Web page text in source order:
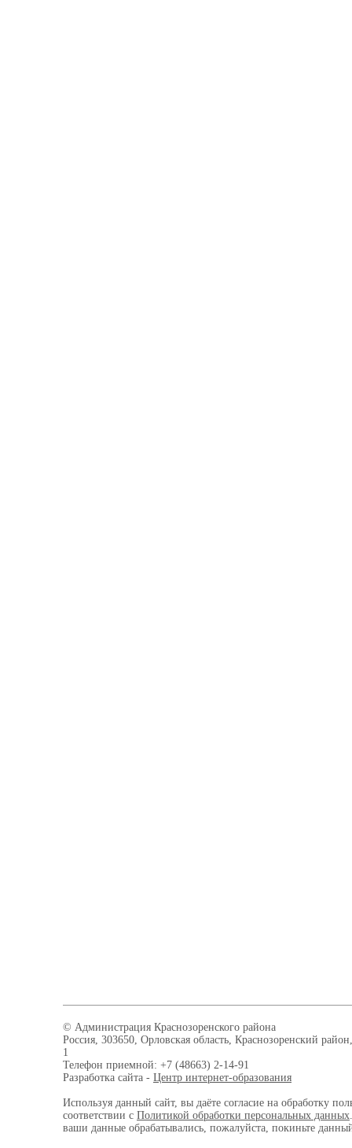
© Администрация Краснозоренского района
Россия, 303650, Орловская область, Краснозоренский
1
Телефон приемной: +7 (48663) 2-14-91
Разработка сайта - Центр интернет-образования
Используя данный сайт, вы даёте согласие на обработку
соответствии с Политикой обработки персональных данных
ваши данные обрабатывались, пожалуйста, покиньте